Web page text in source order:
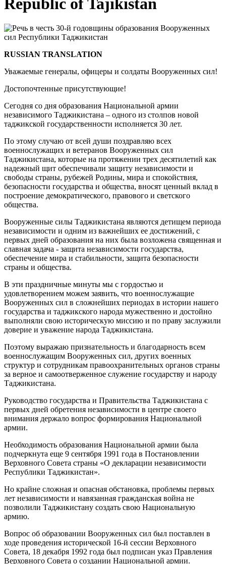
RUSSIAN TRANSLATION
Уважаемые генералы, офицеры и солдаты Вооруженных сил!
Достопочтенные присутствующие!
Сегодня со дня образования Национальной армии
независимого Таджикистана – одного из столпов новой
таджикской государственности исполняется 30 лет.
По этому случаю от всей души поздравляю всех
военнослужащих и ветеранов Вооруженных сил
Таджикистана, которые на протяжении трех десятилетий как
надежный щит обеспечивали защиту независимости и
свободы страны, рубежей Родины, мира и спокойствия,
безопасности государства и общества, вносят ценный вклад в
построение демократического, правового и светского
общества.
Вооруженные силы Таджикистана являются детищем периода
независимости и одним из важнейших ее достижений, с
первых дней образования на них была возложена священная и
славная задача - защита независимости государства,
обеспечение мира и стабильности, защита безопасности
страны и общества.
В эти праздничные минуты мы с гордостью и
удовлетворением можем заявить, что военнослужащие
Вооруженных сил в сложнейших периодах в истории нашего
государства и таджикского народа мужественно и достойно
выполняли свою историческую миссию и по праву заслужили
доверие и уважение народа Таджикистана.
Поэтому выражаю признательность и благодарность всем
военнослужащим Вооруженных сил, других военных
структур и сотрудникам правоохранительных органов страны
за верное и самоотверженное служение государству и народу
Таджикистана.
Руководство государства и Правительства Таджикистана с
первых дней обретения независимости в центре своего
внимания держало вопрос формирования Национальной
армии.
Необходимость образования Национальной армии была
подчеркнута еще 9 сентября 1991 года в Постановлении
Верховного Совета страны «О декларации независимости
Республики Таджикистан».
Но крайне сложная и опасная обстановка, проблемы первых
лет независимости и навязанная гражданская война не
позволили Таджикистану создать свою Национальную
армию.
Вопрос об образовании Вооруженных сил был поставлен в
ходе проведения исторической 16-й сессии Верховного
Совета, 18 декабря 1992 года был подписан указ Правления
Верховного Совета о создании Национальной армии.